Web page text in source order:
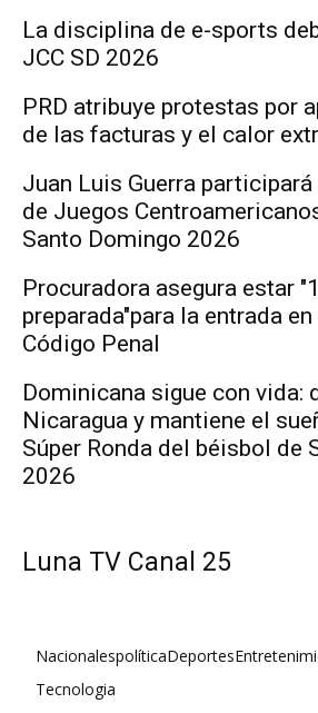
La disciplina de e-sports
JCC SD 2026
PRD atribuye protestas por
de las facturas y el calor
Juan Luis Guerra
de Juegos
Santo Domingo 2026
Procuradora asegura estar
preparada"para la entrada
Código Penal
Dominicana sigue con vida:
Nicaragua y mantiene el
Súper Ronda del béisbol de
2026
Luna TV Canal 25
NacionalespolíticaDeportes
Tecnologia